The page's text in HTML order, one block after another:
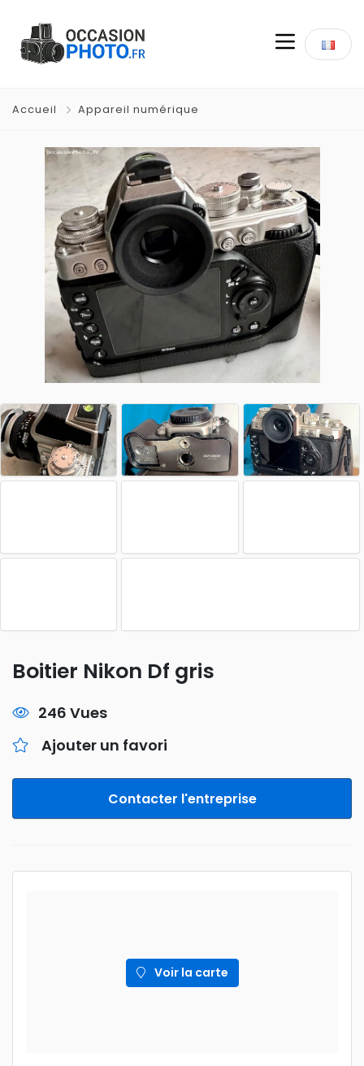
Accueil Appareil numérique
Boitier Nikon Df gris
246 Vues
Ajouter un favori
Contacter l'entreprise
Voir la carte